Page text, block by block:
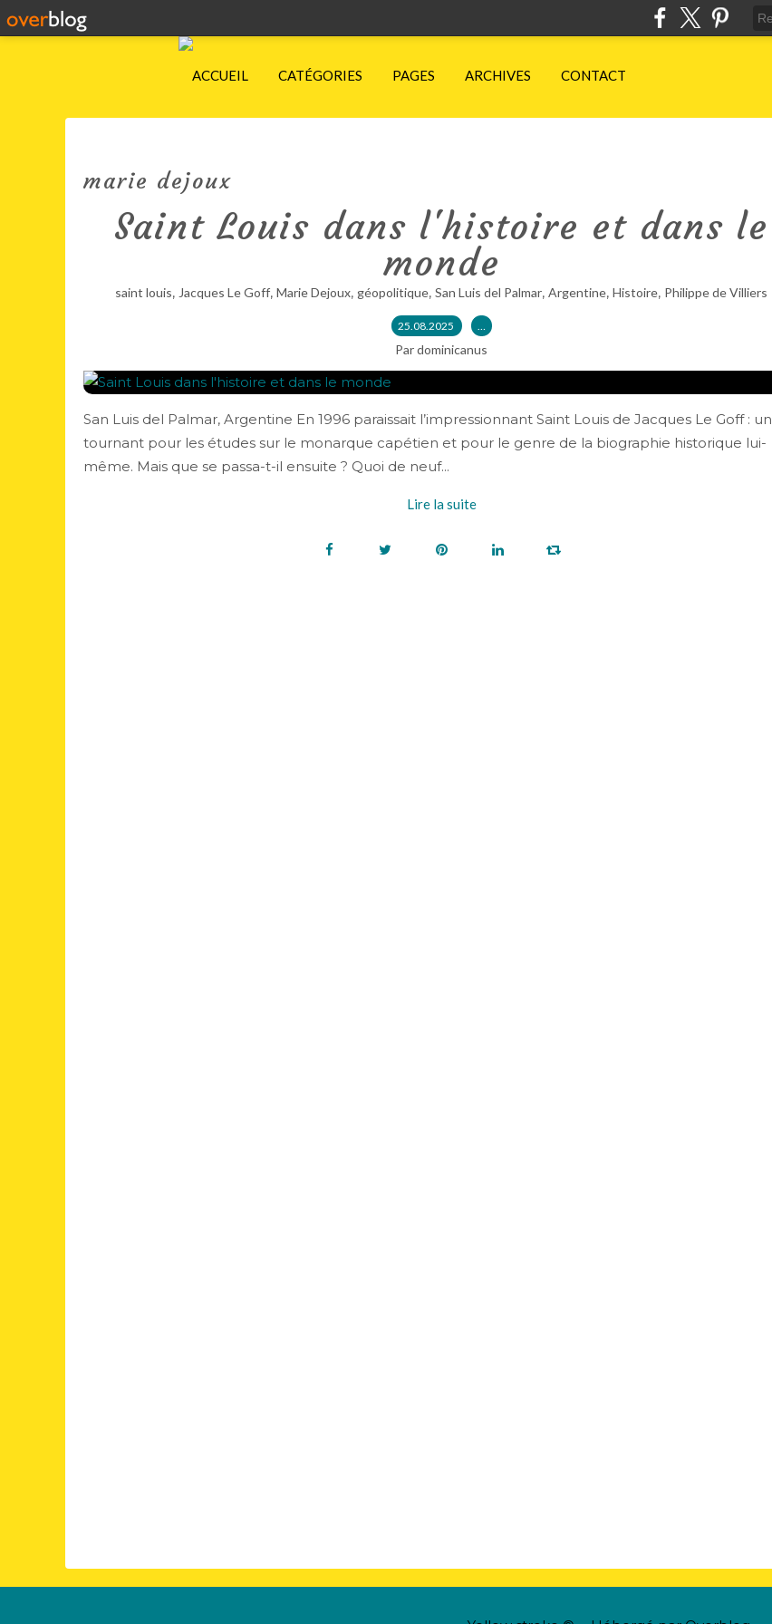
ACCUEIL CATÉGORIES PAGES ARCHIVES CONTACT
marie dejoux
Saint Louis dans l'histoire et dans le
monde
saint louis, Jacques Le Goff, Marie Dejoux, géopolitique, San Luis del Palmar, Argentine, Histoire, Philippe de Villiers
25.08.2025 …
Par dominicanus
San Luis del Palmar, Argentine En 1996 paraissait l’impressionnant Saint Louis de Jacques Le Goff : un
tournant pour les études sur le monarque capétien et pour le genre de la biographie historique lui-
même. Mais que se passa-t-il ensuite ? Quoi de neuf...
Lire la suite